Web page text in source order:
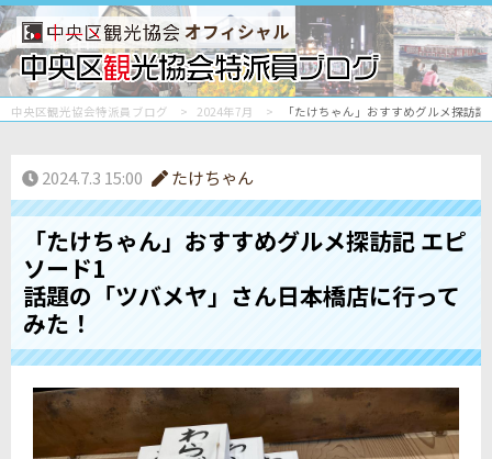
オフィシャル
中央区観光協会特派員ブログ 2024年7月 「たけちゃん」おすすめグルメ探訪
2024.7.3 15:00 たけちゃん
「たけちゃん」おすすめグルメ探訪記 エピ
ソード1
話題の「ツバメヤ」さん日本橋店に行って
みた！